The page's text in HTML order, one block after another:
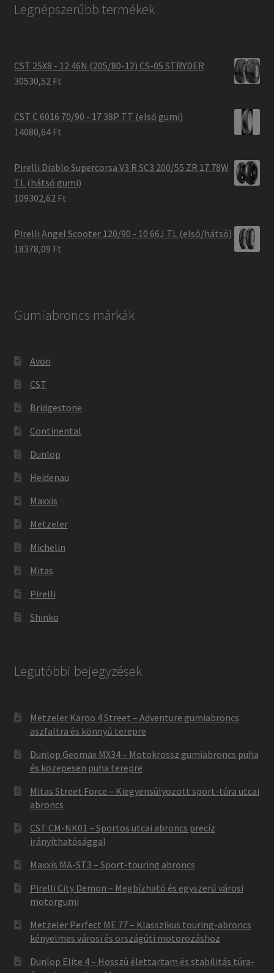
Legnépszerűbb termékek
CST 25X8 - 12 46N (205/80-12) CS-05 STRYDER
30530,52 Ft
CST C 6016 70/90 - 17 38P TT (első gumi)
14080,64 Ft
Pirelli Diablo Supercorsa V3 R SC3 200/55 ZR 17 78W
TL (hátsó gumi)
109302,62 Ft
Pirelli Angel Scooter 120/90 - 10 66J TL (első/hátsó)
18378,09 Ft
Gumiabroncs márkák
Avon
CST
Bridgestone
Continental
Dunlop
Heidenau
Maxxis
Metzeler
Michelin
Mitas
Pirelli
Shinko
Legutóbbi bejegyzések
Metzeler Karoo 4 Street – Adventure gumiabroncs
aszfaltra és könnyű terepre
Dunlop Geomax MX34 – Motokrossz gumiabroncs puha
és közepesen puha terepre
Mitas Street Force – Kiegyensúlyozott sport-túra utcai
abroncs
CST CM-NK01 – Sportos utcai abroncs precíz
irányíthatósággal
Maxxis MA-ST3 – Sport-touring abroncs
Pirelli City Demon – Megbízható és egyszerű városi
motorgumi
Metzeler Perfect ME 77 – Klasszikus touring-abroncs
kényelmes városi és országúti motorozáshoz
Dunlop Elite 4 – Hosszú élettartam és stabilitás túra-